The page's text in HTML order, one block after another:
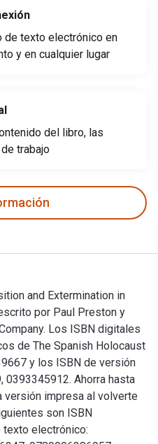
de texto electrónico en
y en cualquier lugar
del libro, las
trabajo
and Extermination in
por Paul Preston y
Los ISBN digitales
de The Spanish Holocaust
y los ISBN de versión
Ahorra hasta
versión impresa al volverte
son ISBN
electrónico: